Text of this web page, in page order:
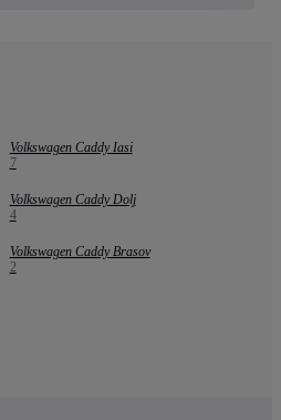
Volkswagen Caddy Iasi
7
Volkswagen Caddy Dolj
4
Volkswagen Caddy Brasov
2